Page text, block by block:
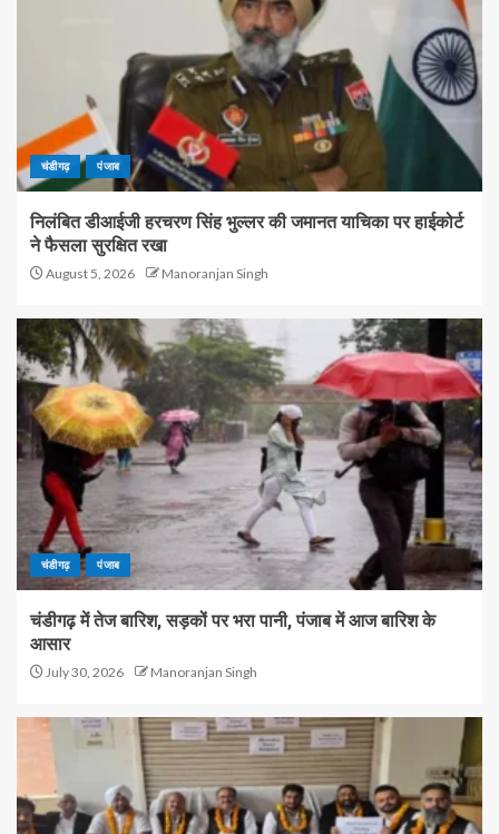
चंडीगढ़ पंजाब
निलंबित डीआईजी हरचरण सिंह भुल्लर की जमानत याचिका पर हाईकोर्ट
ने फैसला सुरक्षित रखा
August 5, 2026 Manoranjan Singh
चंडीगढ़ पंजाब
चंडीगढ़ में तेज बारिश, सड़कों पर भरा पानी, पंजाब में आज बारिश के
आसार
July 30, 2026 Manoranjan Singh